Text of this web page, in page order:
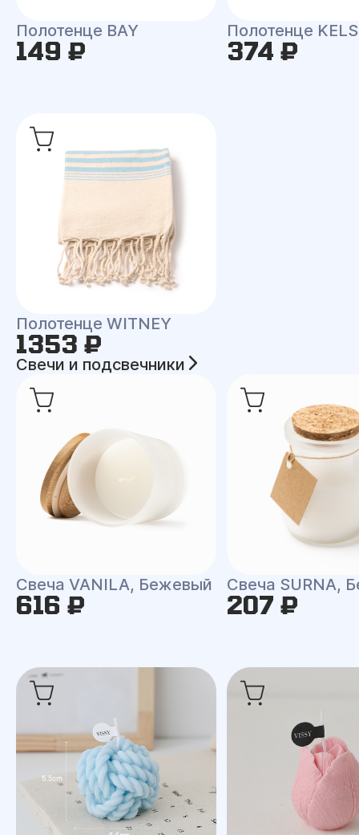
Полотенце BAY
149 ₽
Полотенце
374 ₽
Полотенце WITNEY
1353 ₽
Свечи и подсвечники
Свеча VANILA, Бежевый
616 ₽
Свеча SURNA,
207 ₽